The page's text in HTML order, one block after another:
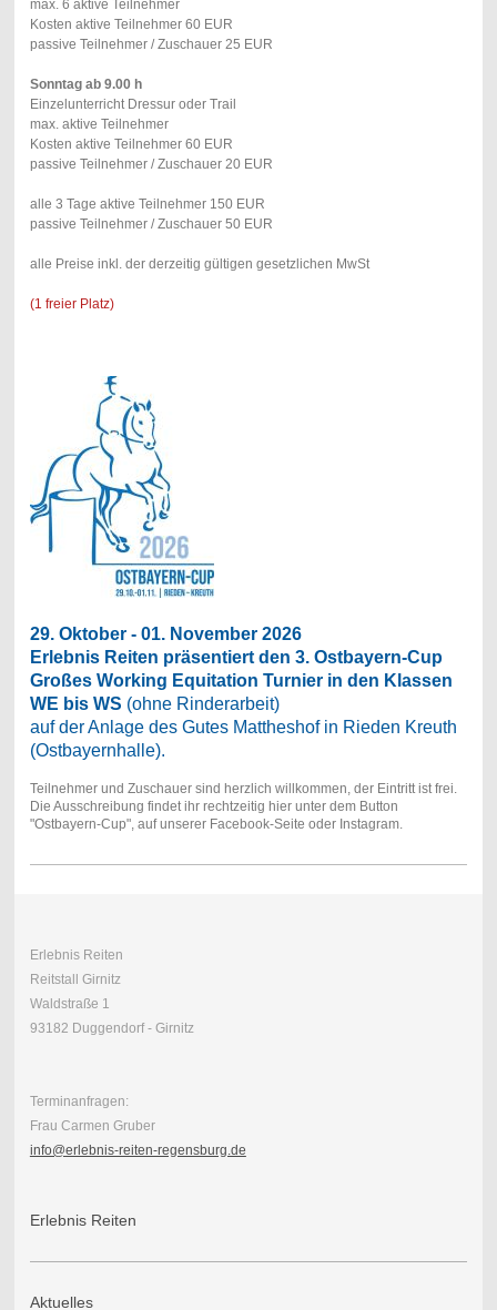
max. 6 aktive Teilnehmer
Kosten aktive Teilnehmer 60 EUR
passive Teilnehmer / Zuschauer 25 EUR
Sonntag ab 9.00 h
Einzelunterricht Dressur oder Trail
max. aktive Teilnehmer
Kosten aktive Teilnehmer 60 EUR
passive Teilnehmer / Zuschauer 20 EUR
alle 3 Tage aktive Teilnehmer 150 EUR
passive Teilnehmer / Zuschauer 50 EUR
alle Preise inkl. der derzeitig gültigen gesetzlichen MwSt
(1 freier Platz)
29. Oktober - 01. November 2026
Erlebnis Reiten präsentiert den 3. Ostbayern-Cup
Großes Working Equitation Turnier in den Klassen
WE bis WS (ohne Rinderarbeit)
auf der Anlage des Gutes Mattheshof in Rieden Kreuth
(Ostbayernhalle).
Teilnehmer und Zuschauer sind herzlich willkommen, der Eintritt ist frei.
Die Ausschreibung findet ihr rechtzeitig hier unter dem Button
"Ostbayern-Cup", auf unserer Facebook-Seite oder Instagram.
Erlebnis Reiten
Reitstall Girnitz
Waldstraße 1
93182 Duggendorf - Girnitz
Terminanfragen:
Frau Carmen Gruber
info@erlebnis-reiten-regensburg.de
Erlebnis Reiten
Aktuelles